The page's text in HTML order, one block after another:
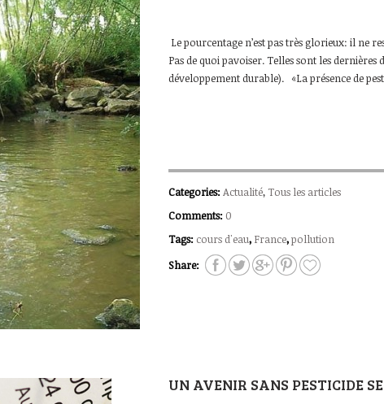
Le pourcentage n’est pas très glorieux: il ne
Pas de quoi pavoiser. Telles sont les
développement durable). «La présence de
Categories:Actualité, Tous les articles
Comments: 0
Tags: cours d'eau, France,pollution
Share:
UN AVENIR SANS PESTICIDE